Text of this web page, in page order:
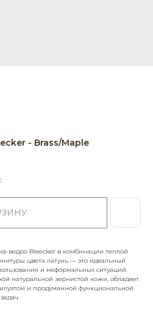
- Brass/Maple
ведро Bleecker в комбинации теплой
цвета латунь — это идеальный
и неформальных ситуаций.
натуральной зернистой кожи, обладает
и продуманной функциональной